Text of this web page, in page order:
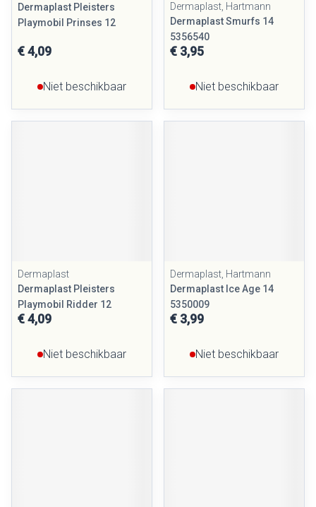
Dermaplast Pleisters
Playmobil Prinses 12
€ 4,09
Niet beschikbaar
Dermaplast, Hartmann
Dermaplast Smurfs 14
5356540
€ 3,95
Niet beschikbaar
Dermaplast
Dermaplast Pleisters
Playmobil Ridder 12
€ 4,09
Niet beschikbaar
Dermaplast, Hartmann
Dermaplast Ice Age 14
5350009
€ 3,99
Niet beschikbaar